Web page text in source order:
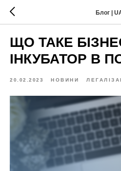
Блог |
ЩО ТАКЕ
ІНКУБАТОР В
20.02.2023 НОВИНИ